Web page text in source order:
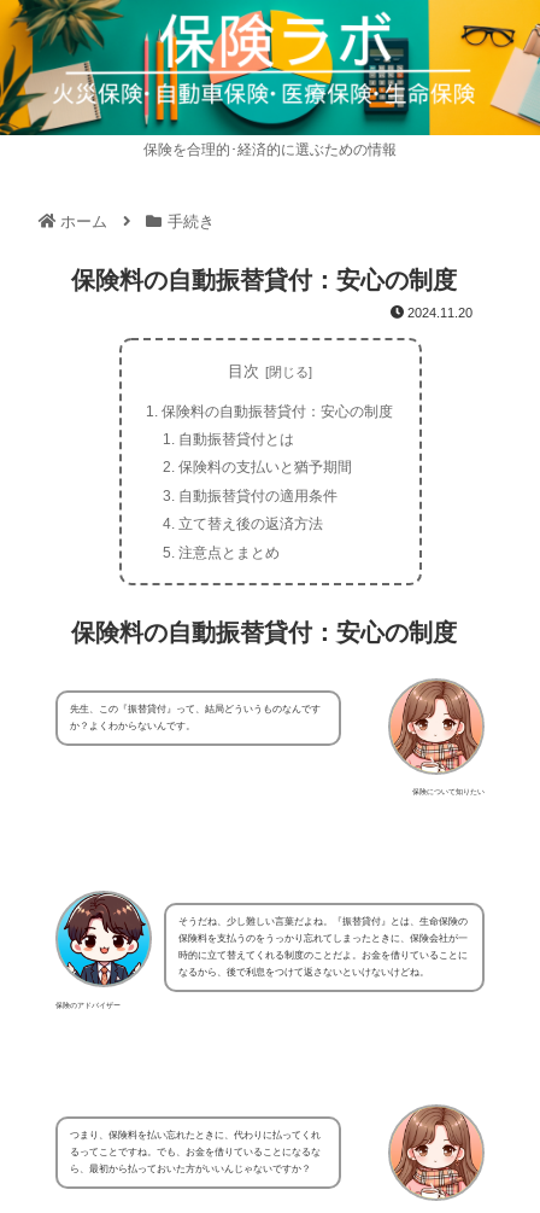
保険を合理的･経済的に選ぶための情報
ホーム 手続き
保険料の自動振替貸付：安心の制度
2024.11.20
目次
保険料の自動振替貸付：安心の制度
自動振替貸付とは
保険料の支払いと猶予期間
自動振替貸付の適用条件
立て替え後の返済方法
注意点とまとめ
保険料の自動振替貸付：安心の制度
保険について知りたい
先生、この『振替貸付』って、結局どういうものなんです
か？よくわからないんです。
保険のアドバイザー
そうだね、少し難しい言葉だよね。『振替貸付』とは、生命保険の
保険料を支払うのをうっかり忘れてしまったときに、保険会社が一
時的に立て替えてくれる制度のことだよ。お金を借りていることに
なるから、後で利息をつけて返さないといけないけどね。
つまり、保険料を払い忘れたときに、代わりに払ってくれ
るってことですね。でも、お金を借りていることになるな
ら、最初から払っておいた方がいいんじゃないですか？